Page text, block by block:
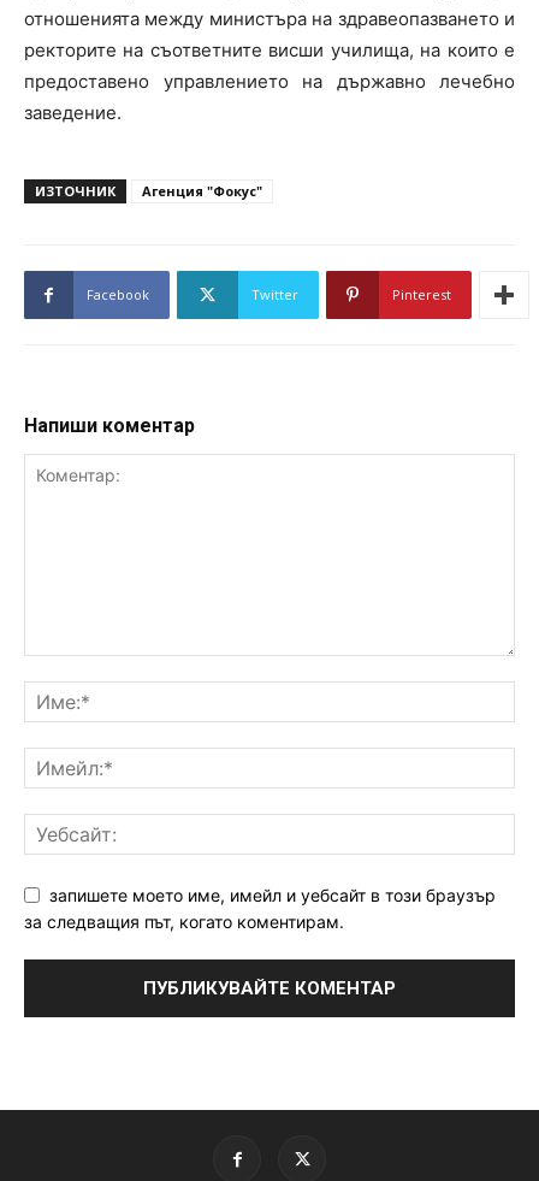
отношенията между министъра на здравеопазването и
ректорите на съответните висши училища, на които е
предоставено управлението на държавно лечебно
заведение.
ИЗТОЧНИК Агенция "Фокус"
Facebook Twitter Pinterest
Напиши коментар
запишете моето име, имейл и уебсайт в този браузър
за следващия път, когато коментирам.